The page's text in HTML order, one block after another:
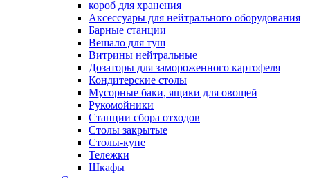
короб для хранения
Аксессуары для нейтрального оборудования
Барные станции
Вешало для туш
Витрины нейтральные
Дозаторы для замороженного картофеля
Кондитерские столы
Мусорные баки, ящики для овощей
Рукомойники
Станции сбора отходов
Столы закрытые
Столы-купе
Тележки
Шкафы